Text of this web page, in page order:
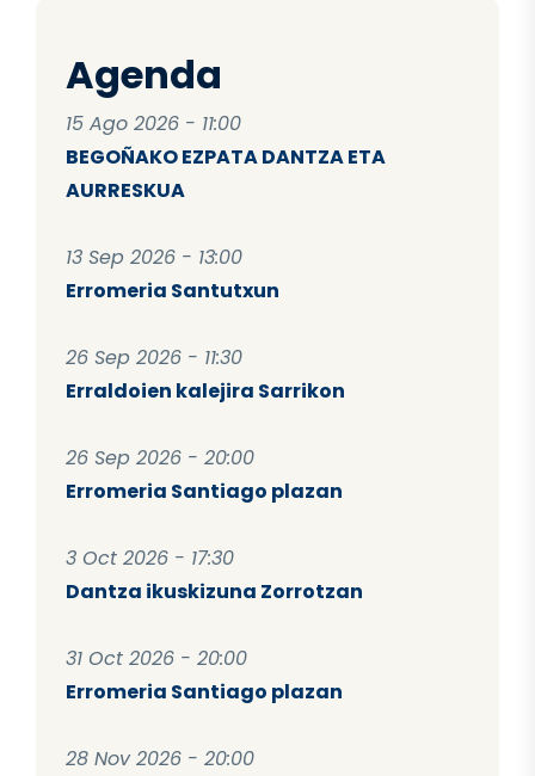
Agenda
15 Ago 2026 - 11:00
BEGOÑAKO EZPATA DANTZA ETA
AURRESKUA
13 Sep 2026 - 13:00
Erromeria Santutxun
26 Sep 2026 - 11:30
Erraldoien kalejira Sarrikon
26 Sep 2026 - 20:00
Erromeria Santiago plazan
3 Oct 2026 - 17:30
Dantza ikuskizuna Zorrotzan
31 Oct 2026 - 20:00
Erromeria Santiago plazan
28 Nov 2026 - 20:00